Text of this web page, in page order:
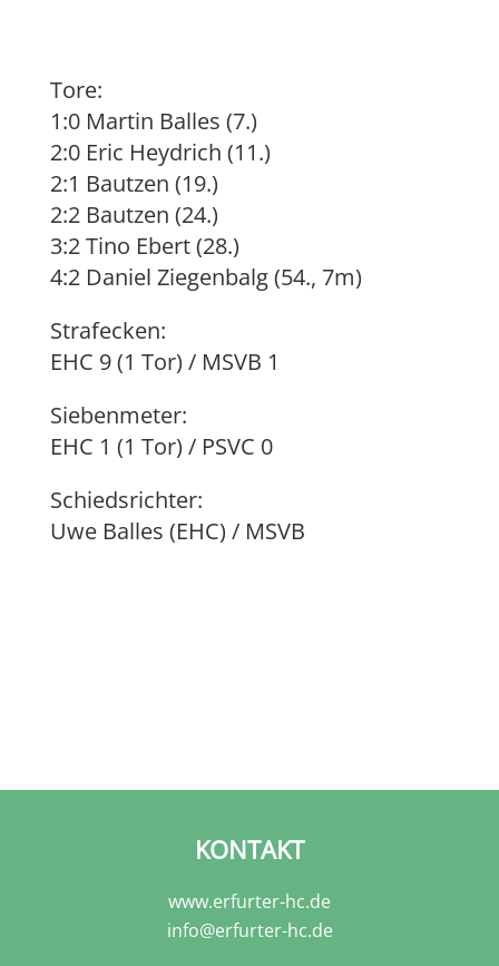
Tore:
1:0 Martin Balles (7.)
2:0 Eric Heydrich (11.)
2:1 Bautzen (19.)
2:2 Bautzen (24.)
3:2 Tino Ebert (28.)
4:2 Daniel Ziegenbalg (54., 7m)
Strafecken:
EHC 9 (1 Tor) / MSVB 1
Siebenmeter:
EHC 1 (1 Tor) / PSVC 0
Schiedsrichter:
Uwe Balles (EHC) / MSVB
KONTAKT
www.erfurter-hc.de
info@erfurter-hc.de